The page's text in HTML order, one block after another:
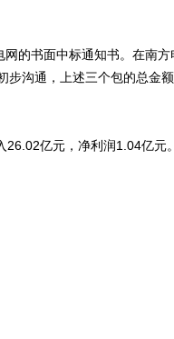
书面中标通知书。在南方
步沟通，上述三个包的总金
亿元，净利润1.04亿元。